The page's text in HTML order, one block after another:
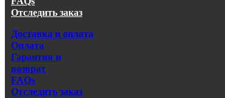
Отследить заказ
Доставка и оплата
Оплата
Гарантия и
возврат
FAQs
Отследить заказ